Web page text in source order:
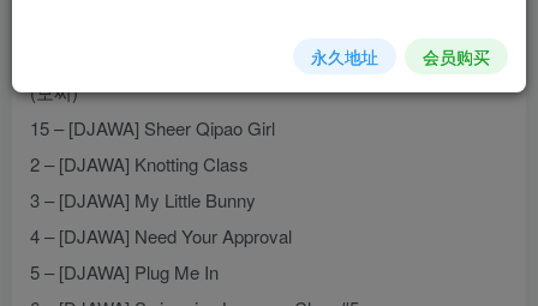
14 – [DJAWA] Spring Comes Twice Sonson (손손) & Mozzi
(모찌)
15 – [DJAWA] Sheer Qipao Girl
2 – [DJAWA] Knotting Class
3 – [DJAWA] My Little Bunny
4 – [DJAWA] Need Your Approval
5 – [DJAWA] Plug Me In
永久地址 会员购买